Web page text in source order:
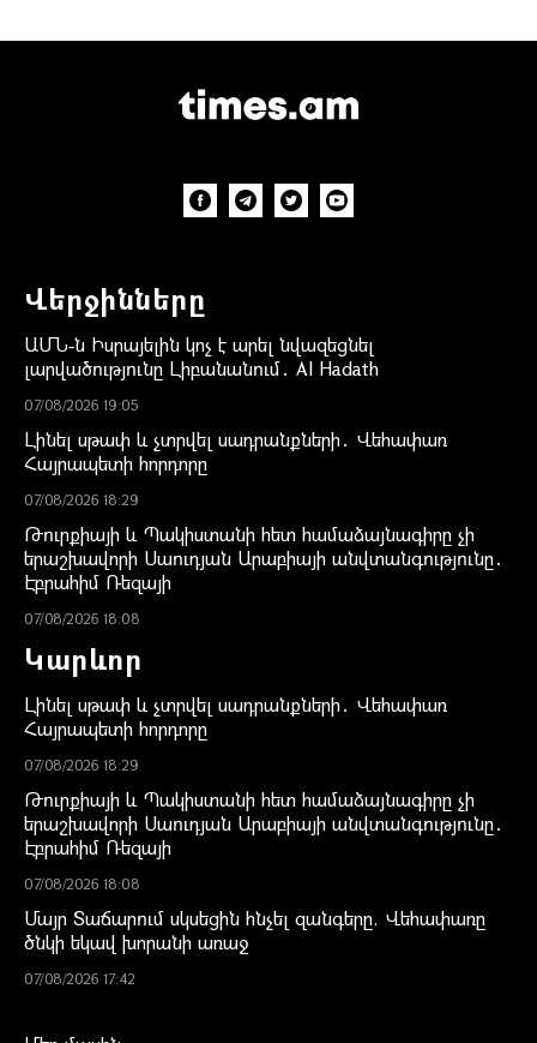
Վերջինները
ԱՄՆ-ն Իսրայելին կոչ է արել նվազեցնել
լարվածությունը Լիբանանում․ Al Hadath
07/08/2026 19:05
Լինել սթափ և չտրվել սադրանքների․ Վեհափառ
Հայրապետի հորդորը
07/08/2026 18:29
Թուրքիայի և Պակիստանի հետ համաձայնագիրը չի
երաշխավորի Սաուդյան Արաբիայի անվտանգությունը․
Էբրահիմ Ռեզայի
07/08/2026 18:08
Կարևոր
Լինել սթափ և չտրվել սադրանքների․ Վեհափառ
Հայրապետի հորդորը
07/08/2026 18:29
Թուրքիայի և Պակիստանի հետ համաձայնագիրը չի
երաշխավորի Սաուդյան Արաբիայի անվտանգությունը․
Էբրահիմ Ռեզայի
07/08/2026 18:08
Մայր Տաճարում սկսեցին հնչել զանգերը. Վեհափառը
ծնկի եկավ խորանի առաջ
07/08/2026 17:42